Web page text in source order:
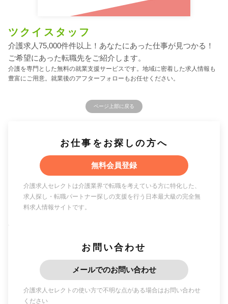
ツクイスタッフ
介護求人75,000件件以上！あなたにあった仕事が見つかる！
ご希望にあった転職先をご紹介します。
介護を専門とした無料の就業支援サービスです。地域に密着した求人情報も
豊富にご用意。就業後のアフターフォローもお任せください。
ページ上部に戻る
お仕事をお探しの方へ
無料会員登録
介護求人セレクトは介護業界で転職を考えている方に特化した、
求人探し・転職パートナー探しの支援を行う日本最大級の完全無
料求人情報サイトです。
お問い合わせ
メールでのお問い合わせ
介護求人セレクトの使い方で不明な点がある場合はお問い合わせ
ください